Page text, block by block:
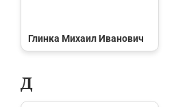
Глинка Михаил Иванович
Д